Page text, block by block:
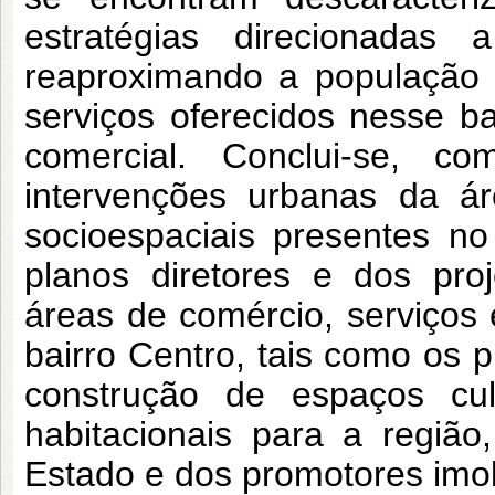
estratégias direcionadas
reaproximando a
serviços oferecidos nesse
comercial. Conclui-se,
intervenções urbanas da
socioespaciais presentes
planos diretores e dos
áreas de comércio,
bairro Centro, tais como os
construção de espaços
habitacionais para a
Estado e dos promotores